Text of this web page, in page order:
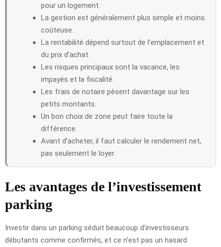
pour un logement.
La gestion est généralement plus simple et moins
coûteuse.
La rentabilité dépend surtout de l’emplacement et
du prix d’achat.
Les risques principaux sont la vacance, les
impayés et la fiscalité.
Les frais de notaire pèsent davantage sur les
petits montants.
Un bon choix de zone peut faire toute la
différence.
Avant d’acheter, il faut calculer le rendement net,
pas seulement le loyer.
Les avantages de l’investissement
parking
Investir dans un parking séduit beaucoup d’investisseurs
débutants comme confirmés, et ce n’est pas un hasard.